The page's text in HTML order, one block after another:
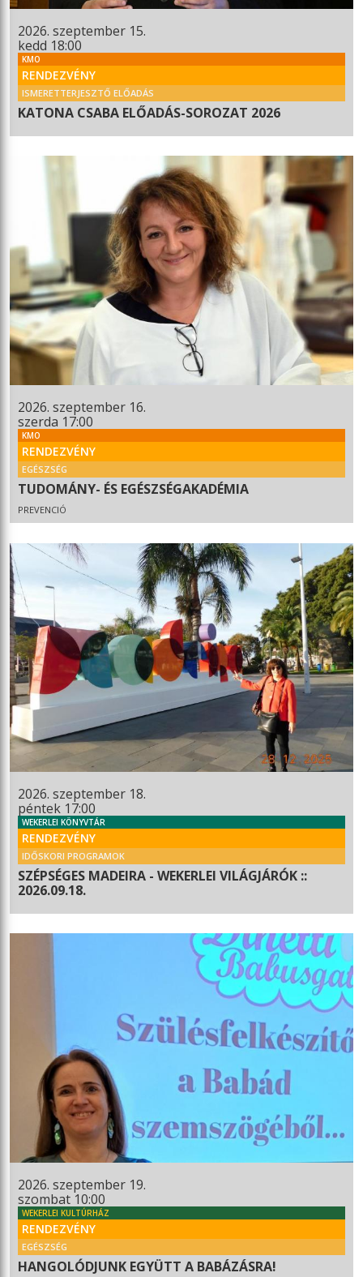
2026. szeptember 15.
kedd 18:00
KMO
RENDEZVÉNY
ISMERETTERJESZTŐ ELŐADÁS
KATONA CSABA ELŐADÁS-SOROZAT 2026
2026. szeptember 16.
szerda 17:00
KMO
RENDEZVÉNY
EGÉSZSÉG
TUDOMÁNY- ÉS EGÉSZSÉGAKADÉMIA
PREVENCIÓ
2026. szeptember 18.
péntek 17:00
WEKERLEI KÖNYVTÁR
RENDEZVÉNY
IDŐSKORI PROGRAMOK
SZÉPSÉGES MADEIRA - WEKERLEI VILÁGJÁRÓK ::
2026.09.18.
2026. szeptember 19.
szombat 10:00
WEKERLEI KULTÚRHÁZ
RENDEZVÉNY
EGÉSZSÉG
HANGOLÓDJUNK EGYÜTT A BABÁZÁSRA!